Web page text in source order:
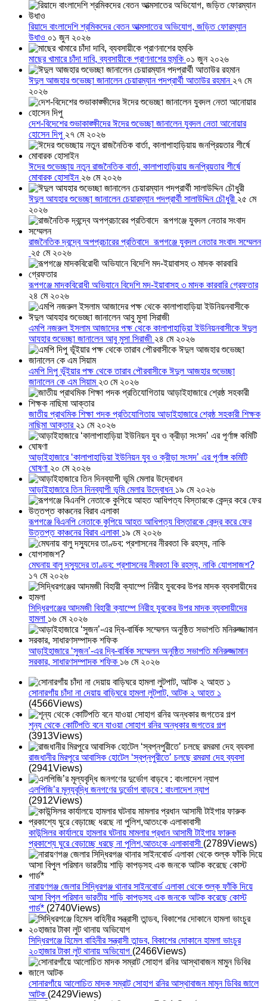
রিয়াদে বাংলাদেশি শ্রমিকদের বেতন আত্মসাতের অভিযোগ, জড়িত ফোরম্যান
উধাও ০১ জুন ২০২৬
মাছের খামারে চাঁদা দাবি, ব্যবসায়ীকে প্রাণনাশের হুমকি ০১ জুন ২০২৬
ঈদুল আজহার শুভেচ্ছা জানালেন চেয়ারম্যান পদপ্রার্থী আতাউর রহমান ২৭ মে
২০২৬
দেশ-বিদেশের শুভাকাঙ্ক্ষীদের ঈদের শুভেচ্ছা জানালেন যুবদল নেতা আনোয়ার
হোসেন দিপু ২৭ মে ২০২৬
ঈদের শুভেচ্ছায় নতুন রাজনৈতিক বার্তা, কালাপাহাড়িয়ায় জনপ্রিয়তার শীর্ষে
মোবারক হোসাইন ২৬ মে ২০২৬
ঈদুল আযহার শুভেচ্ছা জানালেন চেয়ারম্যান পদপ্রার্থী সালাউদ্দিন চৌধুরী ২৫ মে
২০২৬
রাজনৈতিক দ্বন্দ্বে অপপ্রচারের প্রতিবাদে ‎রূপগঞ্জে যুবদল নেতার সংবাদ সম্মেলন
২৫ মে ২০২৬
রূপগঞ্জে মাদকবিরোধী অভিযানে বিদেশি মদ-ইয়াবাসহ ৩ মাদক কারবারি গ্রেফতার
২৪ মে ২০২৬
এমপি নজরুল ইসলাম আজাদের পক্ষ থেকে কালাপাহাড়িয়া ইউনিয়নবাসীকে ঈদুল
আযহার শুভেচ্ছা জানালেন আবু মুসা সিরাজী ২৪ মে ২০২৬
এমপি দিপু ভূঁইয়ার পক্ষ থেকে তারাব পৌরবাসীকে ঈদুল আজহার শুভেচ্ছা
জানালেন কে এম সিয়াম ২৩ মে ২০২৬
জাতীয় প্রাথমিক শিক্ষা পদক প্রতিযোগিতায় আড়াইহাজারে শ্রেষ্ঠ সহকারী শিক্ষক
নাছিমা আক্তার ২১ মে ২০২৬
আড়াইহাজারে ‘কালাপাহাড়িয়া ইউনিয়ন যুব ও ক্রীড়া সংসদ’ এর পূর্ণাঙ্গ কমিটি
ঘোষণা ২০ মে ২০২৬
আড়াইহাজারে তিন দিনব্যাপী ভূমি মেলার উদ্বোধন ১৯ মে ২০২৬
রূপগঞ্জে বিএনপি নেতাকে কুপিয়ে আহত আধিপত্য বিস্তারকে কেন্দ্র করে ফের
উত্তপ্ত কাঞ্চনের বিরাব এলাকা ১৯ মে ২০২৬
মেঘনায় বালু দস্যুদের তাণ্ডব: প্রশাসনের নীরবতা কি রহস্য, নাকি যোগসাজশ?
১৭ মে ২০২৬
সিদ্ধিরগঞ্জের আদমজী বিহারী ক্যাম্পে নিরীহ যুবকের উপর মাদক ব্যবসায়ীদের
হামলা ১৬ মে ২০২৬
আড়াইহাজারে ‘সুজন’-এর দ্বি-বার্ষিক সম্মেলন অনুষ্ঠিত সভাপতি মনিরুজ্জামান
সরকার, সাধারণসম্পাদক শফিক ১৬ মে ২০২৬
সোনারগাঁয় চাঁদা না দেয়ায় বাড়িঘরে হামলা লুটপাট, আটক ২ আহত ১
(4566Views)
শূন্য থেকে কোটিপতি বনে যাওয়া সোহাগ রনির অন্ধকার জগতের গল্প
(3913Views)
রাজধানীর মিরপুরে আবাসিক হোটেল ‘স্বপ্নপুরীতে’ চলছে রমরমা দেহ ব্যবসা
(2941Views)
এলপিজি’র মূল্যবৃদ্ধি জনগণের দুর্ভোগ বাড়বে : বাংলাদেশ ন্যাপ
(2912Views)
কাউন্সিলর কার্যালয়ে হামলার ঘটনায় মামলার প্রধান আসামী টাইগার ফারুক
প্রকাশ্যে ঘুরে বেড়াচ্ছে ধরছে না পুলিশ,আতংকে এলাকাবাসী (2789Views)
নারায়ণগঞ্জ জেলার সিদ্ধিরগঞ্জ থানার সাইনবোর্ড এলাকা থেকে শুল্ক ফাঁকি দিয়ে
আসা বিপুল পরিমান ভারতীয় শাড়ি কাপড়সহ এক জনকে আটক করেছে কোস্ট
গার্ড* (2740Views)
সিদ্ধিরগঞ্জে হিমেল বাহিনীর সন্ত্রাসী তান্ডব, বিকাশের দোকানে হামলা ভাংচুর
২০হাজার টাকা লুট থানায় অভিযোগ (2466Views)
সোনারগাঁয়ে আলোচিত মাদক সম্রাট সোহাগ রনির আস্থাবাজন মামুন ডিবির জালে
আটক (2429Views)